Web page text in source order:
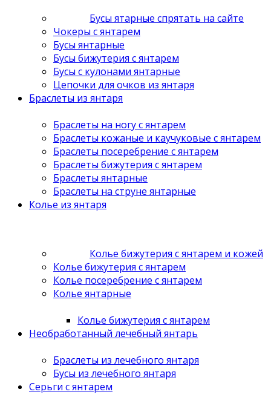
Бусы ятарные спрятать на сайте
Чокеры с янтарем
Бусы янтарные
Бусы бижутерия с янтарем
Бусы с кулонами янтарные
Цепочки для очков из янтаря
Браслеты из янтаря
Браслеты на ногу с янтарем
Браслеты кожаные и каучуковые с янтарем
Браслеты посеребрение с янтарем
Браслеты бижутерия с янтарем
Браслеты янтарные
Браслеты на струне янтарные
Колье из янтаря
Колье бижутерия с янтарем и кожей
Колье бижутерия с янтарем
Колье посеребрение с янтарем
Колье янтарные
Колье бижутерия с янтарем
Необработанный лечебный янтарь
Браслеты из лечебного янтаря
Бусы из лечебного янтаря
Серьги с янтарем